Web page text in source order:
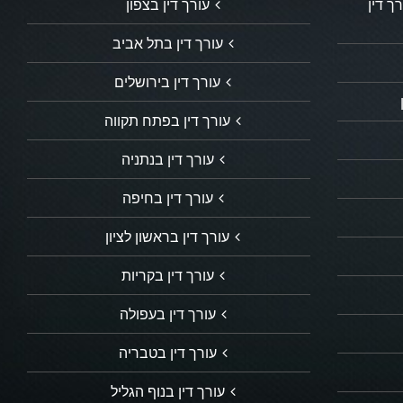
עורך דין בתל אביב
עורך דין בירושלים
עורך דין בפתח תקווה
עורך דין בנתניה
עורך דין בחיפה
עורך דין בראשון לציון
עורך דין בקריות
עורך דין בעפולה
עורך דין בטבריה
עורך דין בנוף הגליל